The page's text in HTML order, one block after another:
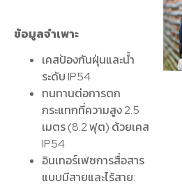
ข้อมูลจำเพาะ
เคสป้องกันฝุ่นและน้ำ
ระดับ IP54
ทนทานต่อการตก
กระแทกที่ความสูง 2.5
เมตร (8.2 ฟุต) ด้วยเคส
IP54
อินเทอร์เฟซการสื่อสาร
แบบมีสายและไร้สาย: